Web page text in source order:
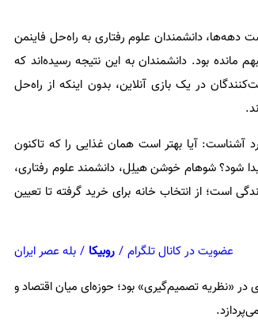
اکنون پس از گذشت دهه‌ها، دانشمندان علوم رفتاری به راه‌حل فاینمن
بود. دانشمندان به این نتیجه رسیده‌اند که
در یک بازی آنلاین، بدون اینکه از راه‌حل
آشناست: آیا بهتر است همان غذایی را که تاکنون
شود؟ شوهام خوشن هیلِل، دانشمند علوم رفتاری،
است؛ از انتخاب خانه برای خرید گرفته تا تعیین
عضویت در کانال تلگرام / روبیکا / بله عصر ایران
در «نظریه تصمیم‌گیری» بود؛ حوزه‌ای میان اقتصاد و